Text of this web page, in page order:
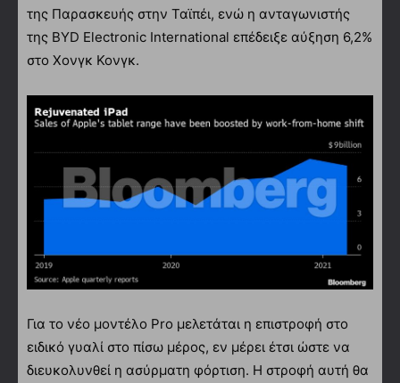
της Παρασκευής στην Ταϊπέι, ενώ η ανταγωνιστής
της BYD Electronic International επέδειξε αύξηση 6,2%
στο Χονγκ Κονγκ.
Για το νέο μοντέλο Pro μελετάται η επιστροφή στο
ειδικό γυαλί στο πίσω μέρος, εν μέρει έτσι ώστε να
διευκολυνθεί η ασύρματη φόρτιση. Η στροφή αυτή θα